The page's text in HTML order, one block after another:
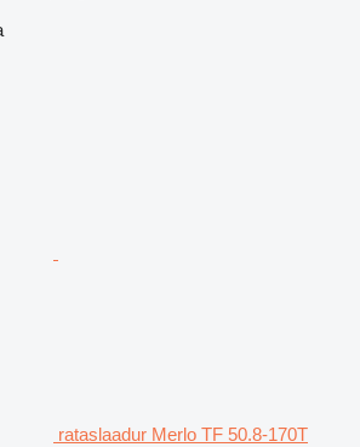
rataslaadur Merlo TF 50.8-170T